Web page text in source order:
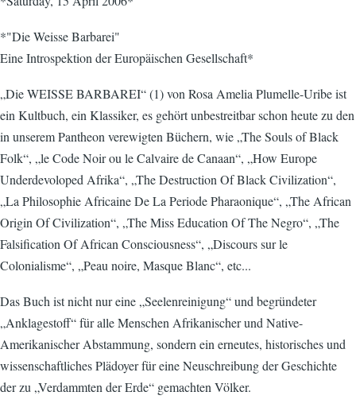
*"Die Weisse Barbarei"
Eine Introspektion der Europäischen Gesellschaft*
„Die WEISSE BARBAREI“ (1) von Rosa Amelia Plumelle-Uribe ist
ein Kultbuch, ein Klassiker, es gehört unbestreitbar schon heute zu den
in unserem Pantheon verewigten Büchern, wie „The Souls of Black
Folk“, „le Code Noir ou le Calvaire de Canaan“, „How Europe
Underdevoloped Afrika“, „The Destruction Of Black Civilization“,
„La Philosophie Africaine De La Periode Pharaonique“, „The African
Origin Of Civilization“, „The Miss Education Of The Negro“, „The
Falsification Of African Consciousness“, „Discours sur le
Colonialisme“, „Peau noire, Masque Blanc“, etc...
Das Buch ist nicht nur eine „Seelenreinigung“ und begründeter
„Anklagestoff“ für alle Menschen Afrikanischer und Native-
Amerikanischer Abstammung, sondern ein erneutes, historisches und
wissenschaftliches Plädoyer für eine Neuschreibung der Geschichte
der zu „Verdammten der Erde“ gemachten Völker.